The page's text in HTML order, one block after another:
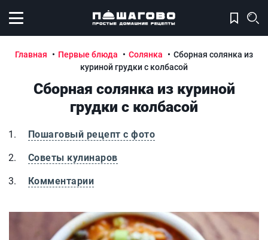
Открыть меню
Главная Первые блюда Солянка
Сборная солянка из
куриной грудки с колбасой
Сборная солянка из куриной
грудки с колбасой
Пошаговый рецепт с фото
Советы кулинаров
Комментарии
Сборная солянка из куриной грудки с колбасой